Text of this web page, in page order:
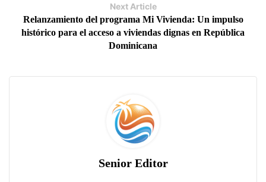
Next Article
Relanzamiento del programa Mi Vivienda: Un impulso
histórico para el acceso a viviendas dignas en República
Dominicana
Senior Editor